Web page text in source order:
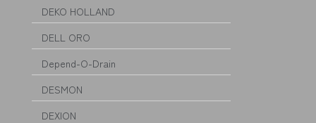
DEKO HOLLAND
DELL ORO
Depend-O-Drain
DESMON
DEXION